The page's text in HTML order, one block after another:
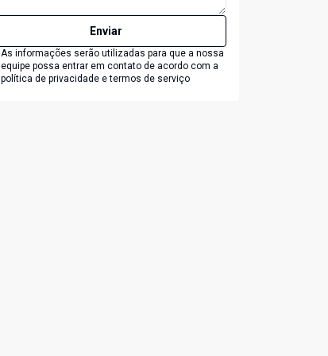
Enviar
As informações serão utilizadas para que a nossa
equipe possa entrar em contato de acordo com a
política de privacidade e termos de serviço